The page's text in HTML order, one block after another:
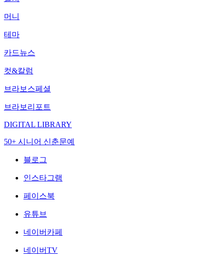
머니
테마
카드뉴스
컷&칼럼
브라보스페셜
브라보리포트
DIGITAL LIBRARY
50+ 시니어 신춘문예
블로그
인스타그램
페이스북
유튜브
네이버카페
네이버TV